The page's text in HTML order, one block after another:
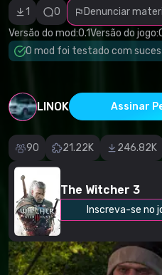
1 0
Denunciar
Versão do mod:0.1Versão do jogo:
O mod foi testado com
LINOK Assinar
90 21.22K 246.82K
The Witcher 3
Inscreva-se no
incorreta
Software
malicioso/vírus
Conteúdo não
funcional
Descrição